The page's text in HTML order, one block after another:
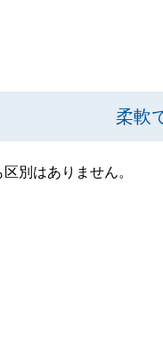
柔軟
別はありません。